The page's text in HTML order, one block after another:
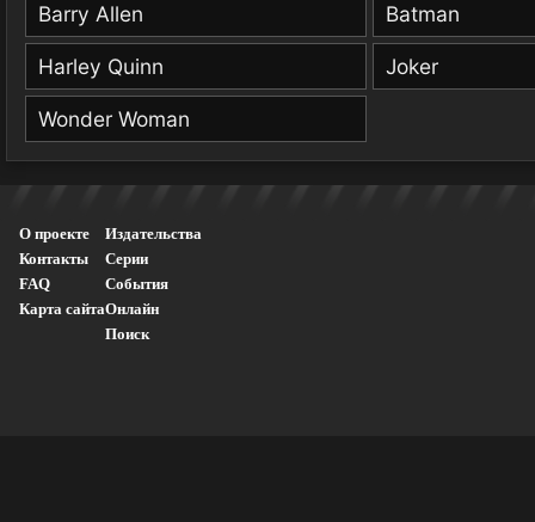
Barry Allen Batman
Harley Quinn Joker
Wonder Woman
О проекте
Контакты
FAQ
Карта сайта
Издательства
Серии
События
Онлайн
Поиск